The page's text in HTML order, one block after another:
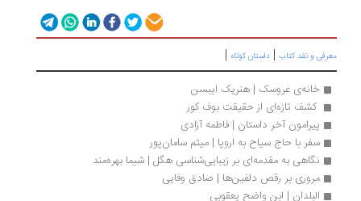
و نقد کتاب|داستان کوتاه|
خانه‌ی عروسک | هنریک ایبسن
کشف تازه‌ای از حقیقت بوف کور
پیرامون آخر داستان | فاطمه آزادی
سفر با حاج سیاح به اروپا | میثم سامان‌پور
نگاهی به مقدمه‌ای بر زیبایی‌شناسی هگل | شیما بهره‌مند
مروری بر رقص دلفین‌ها | صادق وفایی
البلدان | ابن واضح یعقوبی